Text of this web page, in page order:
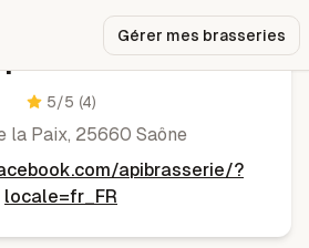
Gérer mes brasseries
Brasserie
5/5 (4)
la Paix, 25660 Saône
apibrasserie/?
locale=fr_FR